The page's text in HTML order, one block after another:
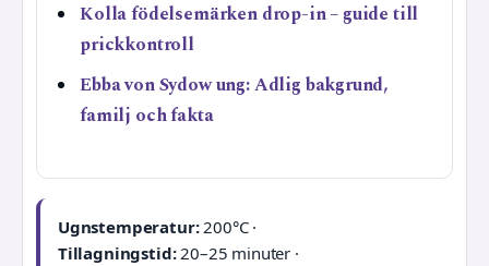
Kolla födelsemärken drop-in – guide till
prickkontroll
Ebba von Sydow ung: Adlig bakgrund,
familj och fakta
Ugnstemperatur:200°C ·
Tillagningstid:20–25 minuter ·